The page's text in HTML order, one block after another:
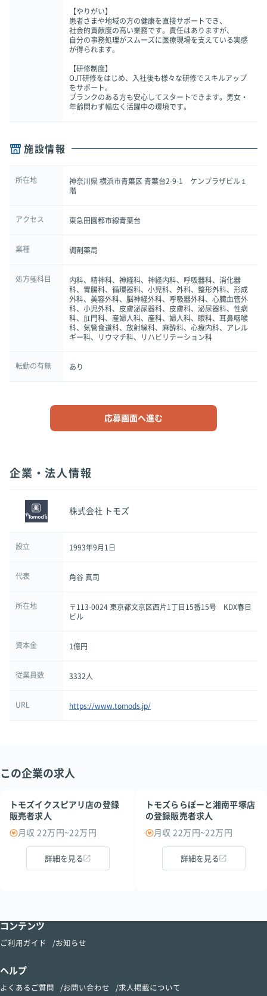
【やりがい】
患者さまや地域の方の健康を直接サポートでき、
社会的貢献度の高い業務です。責任はありますが、
自分の事務処理がスムーズに医療現場を支えている実感
が得られます。
【研修制度】
OJT研修をはじめ、入社後も様々な研修でスキルアップ
をサポート。
ブランクのある方も安心してスタートできます。男女・
年齢問わず幅広く活躍中の環境です。
施設情報
所在地
神奈川県 横浜市青葉区 青葉台2-9-1 ケンプラザビル１
階
アクセス 東急田園都市線青葉台
業種 調剤薬局
処方箋科目
内科、精神科、神経科、神経内科、呼吸器科、消化器
科、胃腸科、循環器科、小児科、外科、整形外科、形成
外科、美容外科、脳神経外科、呼吸器外科、心臓血管外
科、小児外科、皮膚泌尿器科、皮膚科、泌尿器科、性病
科、肛門科、産婦人科、産科、婦人科、眼科、耳鼻咽喉
科、気管食道科、放射線科、麻酔科、心療内科、アレル
ギー科、リウマチ科、リハビリテーション科
転勤の有無 あり
応募画面へ進む
企業・法人情報
株式会社 トモズ
設立 1993年9月1日
代表 角谷 真司
所在地
〒113-0024 東京都文京区西片1丁目15番15号 KDX春日
ビル
資本金 1億円
従業員数 3332人
URL https://www.tomods.jp/
この企業の求人
トモズイクスピアリ店の登録
販売者求人
月収 22万円~22万円
詳細を見る
トモズららぽーと湘南平塚店
の登録販売者求人
月収 22万円~22万円
詳細を見る
コンテンツ
ご利用ガイド お知らせ
ヘルプ
よくあるご質問 お問い合わせ 求人掲載について